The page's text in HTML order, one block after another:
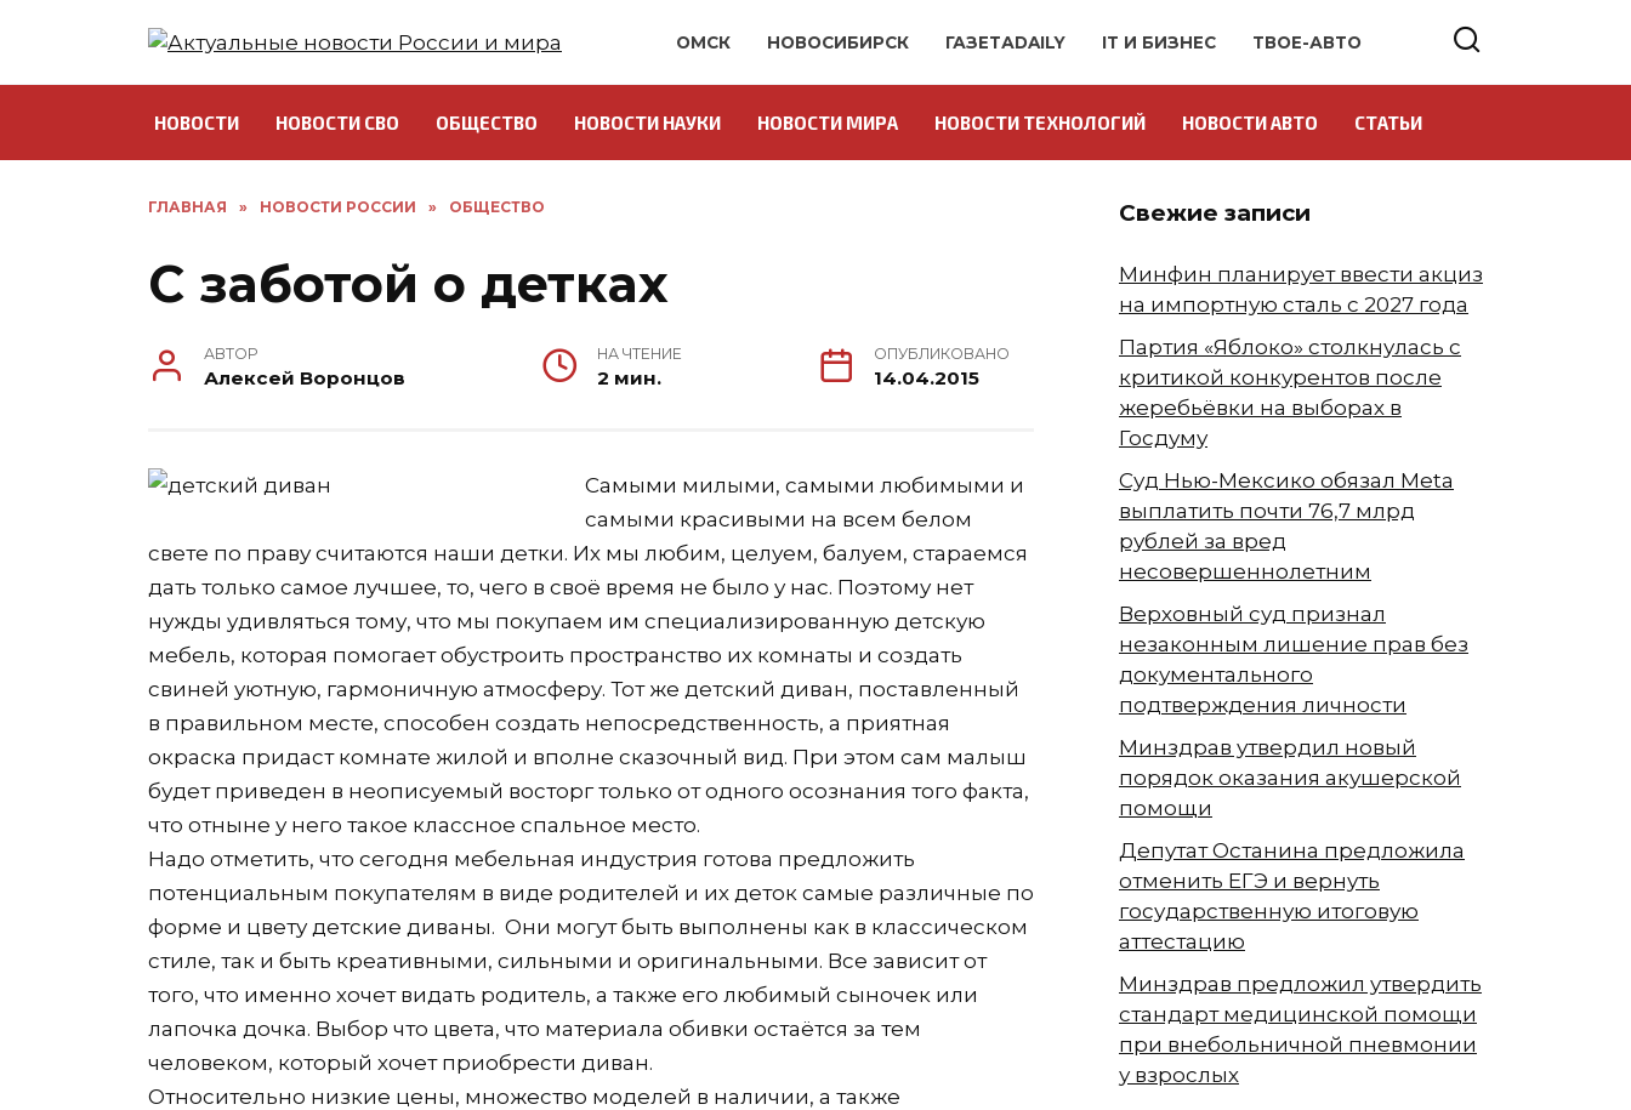
ОМСК НОВОСИБИРСК ГАЗЕТАDAILY IT И БИЗНЕС ТВОЕ-АВТО
НОВОСТИ НОВОСТИ СВО ОБЩЕСТВО НОВОСТИ НАУКИ НОВОСТИ МИРА НОВОСТИ ТЕХНОЛОГИЙ НОВОСТИ АВТО СТАТЬИ
ГЛАВНАЯ » НОВОСТИ РОССИИ » ОБЩЕСТВО
С заботой о детках
АВТОР
Алексей Воронцов
НА ЧТЕНИЕ
2 мин.
ОПУБЛИКОВАНО
14.04.2015
Самыми милыми, самыми любимыми и
самыми красивыми на всем белом
свете по праву считаются наши детки. Их мы любим, целуем, балуем, стараемся
дать только самое лучшее, то, чего в своё время не было у нас. Поэтому нет
нужды удивляться тому, что мы покупаем им специализированную детскую
мебель, которая помогает обустроить пространство их комнаты и создать
свиней уютную, гармоничную атмосферу. Тот же детский диван, поставленный
в правильном месте, способен создать непосредственность, а приятная
окраска придаст комнате жилой и вполне сказочный вид. При этом сам малыш
будет приведен в неописуемый восторг только от одного осознания того факта,
что отныне у него такое классное спальное место.
Надо отметить, что сегодня мебельная индустрия готова предложить
потенциальным покупателям в виде родителей и их деток самые различные по
форме и цвету детские диваны. Они могут быть выполнены как в классическом
стиле, так и быть креативными, сильными и оригинальными. Все зависит от
того, что именно хочет видать родитель, а также его любимый сыночек или
лапочка дочка. Выбор что цвета, что материала обивки остаётся за тем
человеком, который хочет приобрести диван.
Относительно низкие цены, множество моделей в наличии, а также
Свежие записи
Минфин планирует ввести акциз
на импортную сталь с 2027 года
Партия «Яблоко» столкнулась с
критикой конкурентов после
жеребьёвки на выборах в
Госдуму
Суд Нью-Мексико обязал Meta
выплатить почти 76,7 млрд
рублей за вред
несовершеннолетним
Верховный суд признал
незаконным лишение прав без
документального
подтверждения личности
Минздрав утвердил новый
порядок оказания акушерской
помощи
Депутат Останина предложила
отменить ЕГЭ и вернуть
государственную итоговую
аттестацию
Минздрав предложил утвердить
стандарт медицинской помощи
при внебольничной пневмонии
у взрослых